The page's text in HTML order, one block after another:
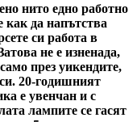
нито едно работно
да напътства
си работа в
не е изненада,
през уикендите,
20-годишният
е увенчан и с
лампите се гасят